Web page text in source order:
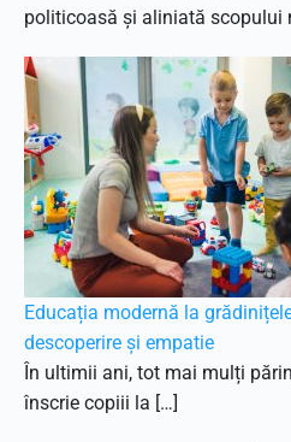
politicoasă și aliniată scopului
Educația modernă la
descoperire și empatie
În ultimii ani, tot mai mulți
înscrie copiii la […]